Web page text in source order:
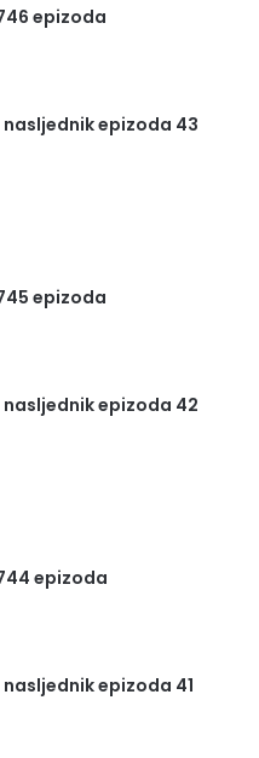
epizoda
epizoda 43
epizoda
epizoda 42
epizoda
epizoda 41